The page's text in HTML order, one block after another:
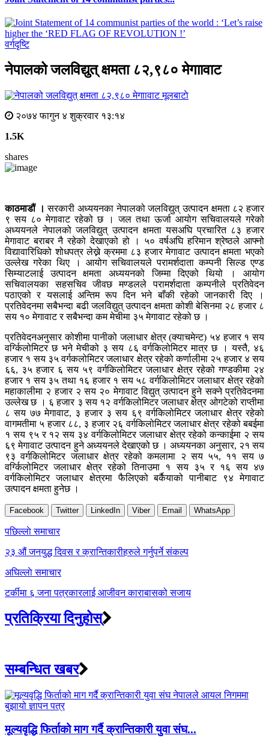
वर्गदृष्टि
नेपालको जलविद्युत् क्षमता ८२,९८० मेगाावाट
मूलबाटाे
२०७४ फागुन ४ शुक्रवार १३:१४
1.5K
shares
काठमाडौं । सरकारी अध्ययनका नेपालको जलविद्युत् उत्पादन क्षमता ८२ हजार
९ सय ८० मेगावाट रहेको छ । जल तथा ऊर्जा आयोग सचिवालयले गरेको
अध्ययनले नेपालको जलविद्युत् उत्पादन क्षमता यसअघि प्रचारित ८३ हजार
मेगावाट बराबर नै रहेको देखाएको हो । ५० वर्षअघि हरिमान श्रेष्ठले आफ्नो
विद्यावारिधिको शोधपत्र लेख्ने क्रममा ८३ हजार मेगावाट उत्पादन क्षमता भएको
उल्लेख गरेका थिए । आयोग सचिवालयले परामर्शदाता कम्पनी सिल्ड एण्ड
सिम्याटलाई उत्पादन क्षमता अध्ययनको जिम्मा दिएको थियो । आयोग
सचिवालयका सहसचिव जीवछ मण्डलले परामर्शदाता कम्पनीले प्रतिवेदन
पठाएको र यसलाई अन्तिम रूप दिन भने बाँकी रहेको जानकारी दिए ।
प्रतिवेदनमा सबैभन्दा बढी जलविद्युत् उत्पादन क्षमता कोशी बेसिनमा २८ हजार ८
सय १० मेगावाट र सबैभन्दा कम मेचीमा ३५ मेगावाट रहेको छ ।
प्रतिवेदनअनुसार कोशीमा पानीको जलाधार क्षेत्र (क्याचमेन्ट) ५४ हजार १ सय
वर्ग्किलोमिटर छ भने मेचीको ३ सय ८६ वर्गकिलोमिटर मात्र छ । यस्तै, ४६
हजार १ सय ३५ वर्गकलोमिटर जलाधार क्षेत्र रहेको कर्णालीमा २५ हजार ४ सय
६६, ३५ हजार ६ सय ५९ वर्गकिलोमिटर जलाधार क्षेत्र रहेको गण्डकीमा २४
हजार १ सय ३५ तथा १६ हजार १ सय ५८ वर्गकिलोमिटर जलाधार क्षेत्र रहेको
महाकालीमा २ हजार २ सय २० मेगावाट विद्युत् उत्पादन हुने सक्ने प्रतिवेदनमा
उल्लेख छ । ६ हजार ३ सय १२ वर्गकिलोमिटर जलाधार क्षेत्र ओगटेको राप्तीमा
८ सय ७७ मेगावाट, ३ हजार ३ सय ६९ वर्गकिलोमिटर जलाधार क्षेत्र रहेको
वागमतीमा ५ हजार ८८, ३ हजार २६ वर्गकिलोमिटर जलाधार क्षेत्र रहेको बबईमा
१ सय ९५ र १२ सय ३४ वर्गकिलोमिटर जलाधार क्षेत्र रहेको कन्काईमा २ सय
६९ मेगावाट उत्पादन हुने अध्ययनले देखाएको छ । अध्ययनका अनुसार, २१ सय
९३ वर्गकिलोमिटर जलाधार क्षेत्र रहेको कमलामा २ सय ५५, ११ सय ७
वर्ग्किलोमिटर जलाधार क्षेत्र रहेको तिनाउमा १ सय ३५ र १६ सय ४७
वर्गकिलोमिटर जलाधार क्षेत्रमा फैलिएको बर्कैयाको पानीबाट ९४ मेगावाट
उत्पादन क्षमता हुनेछ ।
Facebook Twitter LinkedIn Viber Email WhatsApp
Post
navigation
पछिल्लाे समाचार
२३ औं जनयुद्ध दिवस र क्रान्तिकारीहरुले गर्नुपर्ने संकल्प
अघिल्लाे समाचार
टर्कीमा ६ जना पत्रकारलाई आजीवन काराबासको सजाय
प्रतिक्रिया दिनुहोस्
सम्बन्धित खबर
मूल्यवृद्धि फिर्ताको माग गर्दै क्रान्तिकारी युवा संघ...